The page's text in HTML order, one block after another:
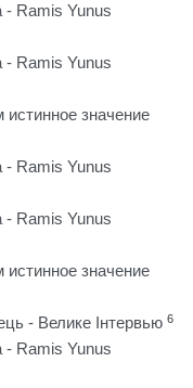
Ramis Yunus
Ramis Yunus
значение
Ramis Yunus
Ramis Yunus
значение
- Велике Інтервью 6
Ramis Yunus